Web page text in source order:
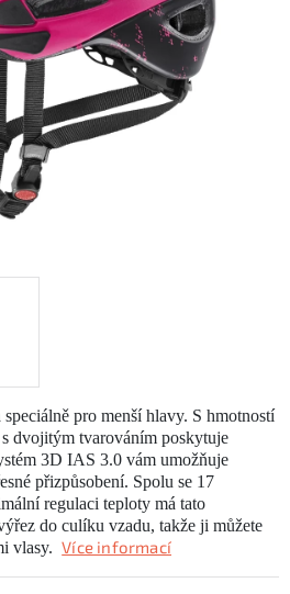
SNB
pro menší hlavy. S hmotností
dvojitým tvarováním poskytuje
3D IAS 3.0 vám umožňuje
přizpůsobení. Spolu se 17
regulaci teploty má tato
do culíku vzadu, takže ji můžete
vlasy. Více informací